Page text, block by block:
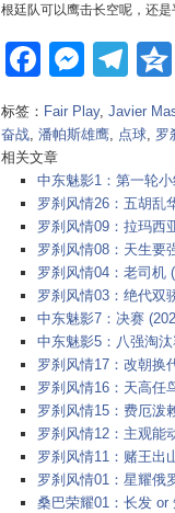
根廷队可以鹰击长空呢，还
标签： Fair Play,Javier
奋战,潘帕斯雄鹰, 点球, 罗
相关文章
中东魅影1：第一轮
罗刹风情26：五胡乱
罗刹风情09：拉玛西
罗刹风情08：天生要
罗刹风情04：老司机
罗刹风情03：绝代双
中东魅影7：决赛
中东魅影5：八强淘
罗刹风情17：改朝换
罗刹风情16：天高任
罗刹风情15：费厄泼
罗刹风情12：主观能
罗刹风情11：赌王出
罗刹风情01：星耀俄
桑巴荣耀01：长发 or